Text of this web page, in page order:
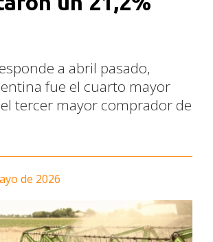
a abril pasado,
fue el cuarto mayor
tercer mayor comprador de
de 2026